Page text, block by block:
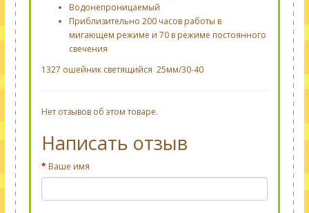
Водонепроницаемый
Приблизительно 200 часов работы в
мигающем режиме и 70 в режиме постоянного
свечения
1327 ошейник светящийся 25мм/30-40
Нет отзывов об этом товаре.
Написать отзыв
Ваше имя